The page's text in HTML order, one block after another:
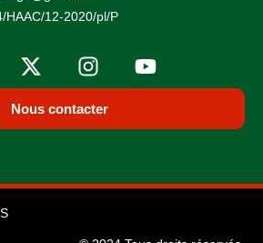
HAAC/12-2020/pl/P
Nous contacter